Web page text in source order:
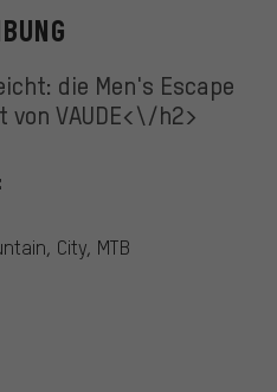
die Men's Escape
VAUDE<\/h2>
City, MTB